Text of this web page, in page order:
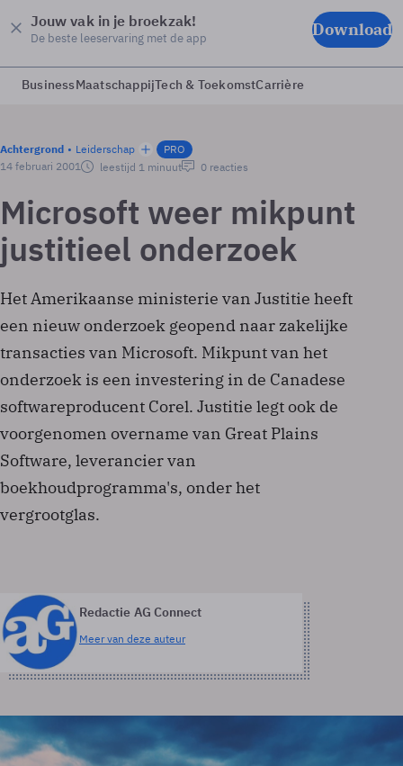
Jouw vak in je broekzak!
De beste leeservaring met de app Download
BusinessMaatschappijTech & ToekomstCarrière
Achtergrond Leiderschap
PRO
14 februari 2001
leestijd 1 minuut 0 reacties
Microsoft weer mikpunt
justitieel onderzoek
Het Amerikaanse ministerie van Justitie heeft
een nieuw onderzoek geopend naar zakelijke
transacties van Microsoft. Mikpunt van het
onderzoek is een investering in de Canadese
softwareproducent Corel. Justitie legt ook de
voorgenomen overname van Great Plains
Software, leverancier van
boekhoudprogramma's, onder het
vergrootglas.
Redactie AG Connect
Meer van deze auteur